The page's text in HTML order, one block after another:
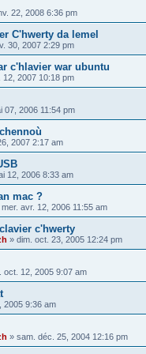
22, 2008 6:36 pm
C'hwerty da lemel
30, 2007 2:29 pm
c'hlavier war ubuntu
12, 2007 10:18 pm
07, 2006 11:54 pm
2007 2:17 am
12, 2006 8:33 am
mac ?
mer. avr. 12, 2006 11:55 am
c'hwerty
» dim. oct. 23, 2005 12:24 pm
oct. 12, 2005 9:07 am
2005 9:36 am
» sam. déc. 25, 2004 12:16 pm